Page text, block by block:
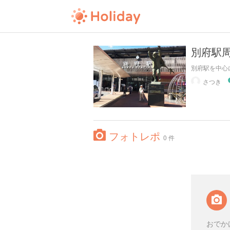
別府駅
別府駅を中
さつき
フォトレポ 0 件
おで